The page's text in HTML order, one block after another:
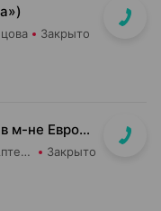
Закрыто
ул. Есенина, д. 76-1 (ТЦ Maximus, в м-не Евроопт Super)
АстраФарма Кладовая здоровья ООО Аптека №9 Закрыто